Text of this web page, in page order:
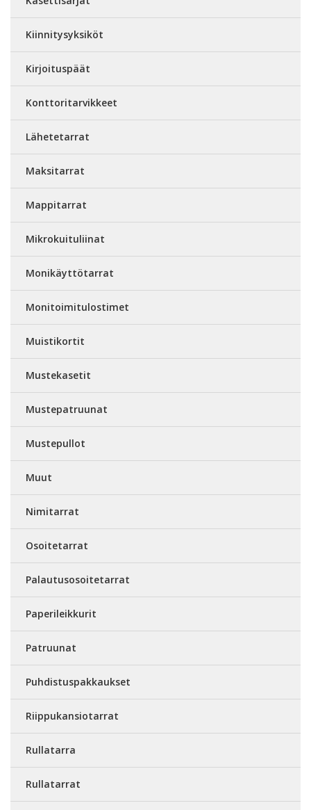
Kiinnitysyksiköt
Kirjoituspäät
Konttoritarvikkeet
Lähetetarrat
Maksitarrat
Mappitarrat
Mikrokuituliinat
Monikäyttötarrat
Monitoimitulostimet
Muistikortit
Mustekasetit
Mustepatruunat
Mustepullot
Muut
Nimitarrat
Osoitetarrat
Palautusosoitetarrat
Paperileikkurit
Patruunat
Puhdistuspakkaukset
Riippukansiotarrat
Rullatarra
Rullatarrat